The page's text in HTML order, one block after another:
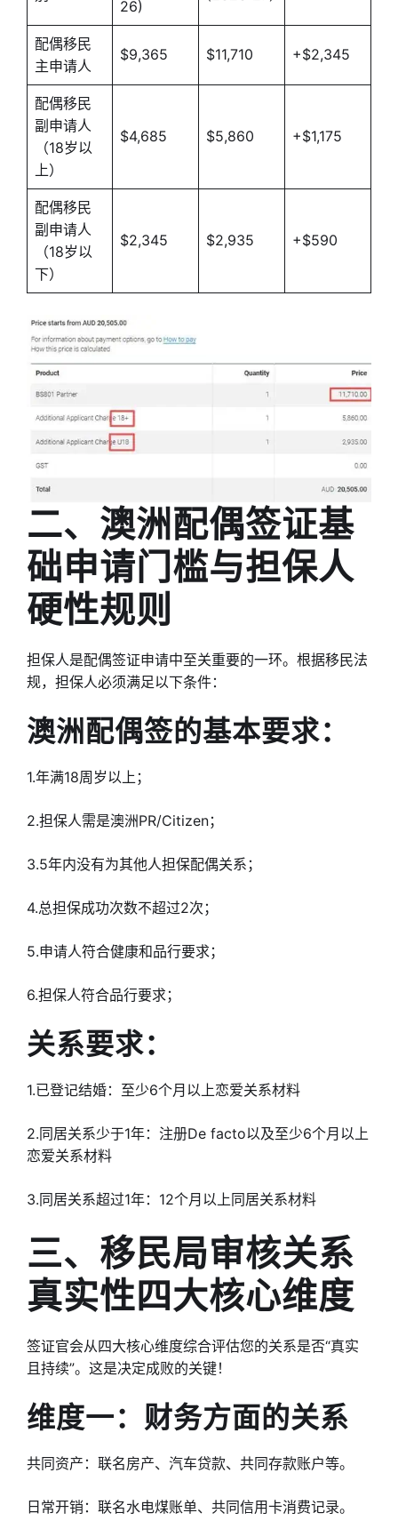
26)
配偶移民
主申请人
$9,365 $11,710 +$2,345
配偶移民
副申请人
（18岁以
上）
$4,685 $5,860 +$1,175
配偶移民
副申请人
（18岁以
下）
$2,345 $2,935 +$590
二、澳洲配偶签证基
础申请门槛与担保人
硬性规则
担保人是配偶签证申请中至关重要的一环。根据移民法
规，担保人必须满足以下条件：
澳洲配偶签的基本要求：
1.年满18周岁以上；
2.担保人需是澳洲PR/Citizen；
3.5年内没有为其他人担保配偶关系；
4.总担保成功次数不超过2次；
5.申请人符合健康和品行要求；
6.担保人符合品行要求；
关系要求：
1.已登记结婚：至少6个月以上恋爱关系材料
2.同居关系少于1年：注册De facto以及至少6个月以上
恋爱关系材料
3.同居关系超过1年：12个月以上同居关系材料
三、移民局审核关系
真实性四大核心维度
签证官会从四大核心维度综合评估您的关系是否“真实
且持续”。这是决定成败的关键！
维度一：财务方面的关系
共同资产：联名房产、汽车贷款、共同存款账户等。
日常开销：联名水电煤账单、共同信用卡消费记录。